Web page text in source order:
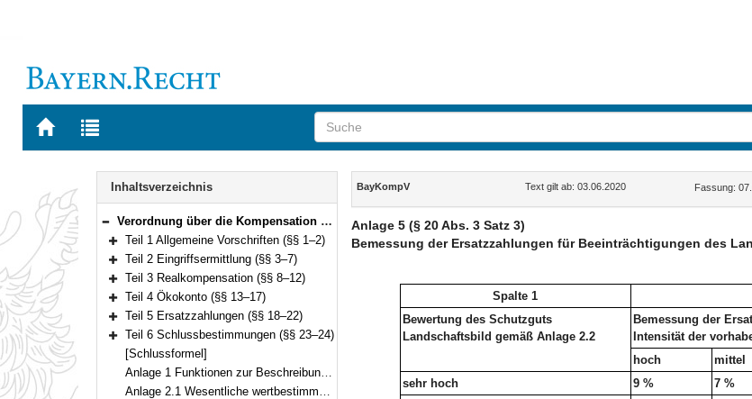
Zur
BAYERN.RECHT
Zur
letzten
Navigation
Inhaltsverzeichnis
Bereich reduzieren
Verordnung über die Kompensation von Eingriffen in Natur und Landschaft (Bayerische Kompensationsverordnung – BayKompV) Vom 7. August 2013 (GVBl. S. 517) BayRS 791-1-4-U (§§ 1–24)
Bereich erweitern
Teil 1 Allgemeine Vorschriften (§§ 1–2)
Bereich erweitern
Teil 2 Eingriffsermittlung (§§ 3–7)
Bereich erweitern
Teil 3 Realkompensation (§§ 8–12)
Bereich erweitern
Teil 4 Ökokonto (§§ 13–17)
Bereich erweitern
Teil 5 Ersatzzahlungen (§§ 18–22)
Bereich erweitern
Teil 6 Schlussbestimmungen (§§ 23–24)
[Schlussformel]
Anlage 1 Funktionen zur Beschreibung der Leistungsfähigkeit des Naturhaushalts und des Landschaftsbilds sowie Kriterien zu deren Erfassung
Anlage 2.1 Wesentliche wertbestimmende Merkmale und Ausprägungen des Schutzguts Arten und Lebensräume
Inhalt
BayKompV Text gilt ab: 03.06.2020 Fassung:
Anlage 5 (§ 20 Abs. 3 Satz 3)
Bemessung der Ersatzzahlungen für Beeinträchtigungen des
Spalte 1
Bewertung des Schutzguts
Landschaftsbild gemäß Anlage 2.2
Bemessung der
Intensität der
hoch
mittel
sehr hoch
9 % 7 %